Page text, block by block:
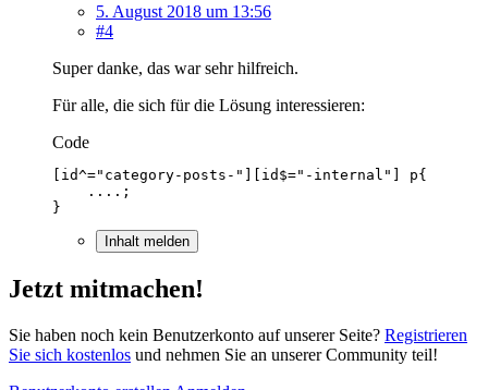
5. August 2018 um 13:56
#4
Super danke, das war sehr hilfreich.
Für alle, die sich für die Lösung interessieren:
Code
}
Inhalt melden
Jetzt mitmachen!
Sie haben noch kein Benutzerkonto auf unserer Seite? Registrieren
Sie sich kostenlos und nehmen Sie an unserer Community teil!